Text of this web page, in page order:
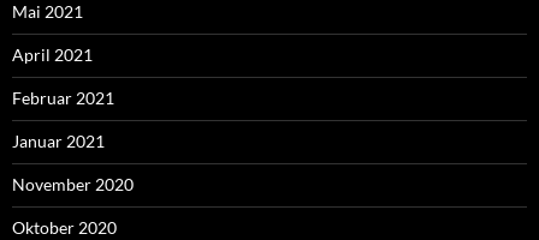
Mai 2021
April 2021
Februar 2021
Januar 2021
November 2020
Oktober 2020